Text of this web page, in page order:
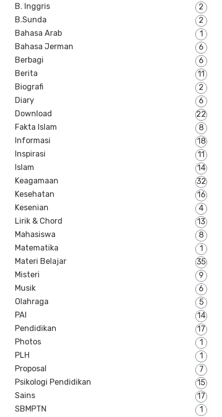
B. Inggris
2
B.Sunda
2
Bahasa Arab
1
Bahasa Jerman
6
Berbagi
6
Berita
11
Biografi
2
Diary
6
Download
22
Fakta Islam
8
Informasi
18
Inspirasi
11
Islam
14
Keagamaan
32
Kesehatan
16
Kesenian
4
Lirik & Chord
13
Mahasiswa
8
Matematika
1
Materi Belajar
35
Misteri
9
Musik
6
Olahraga
5
PAI
14
Pendidikan
17
Photos
1
PLH
1
Proposal
7
Psikologi Pendidikan
15
Sains
17
SBMPTN
1